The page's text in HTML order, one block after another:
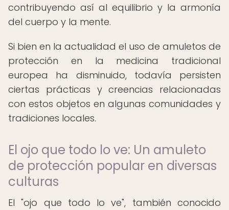
contribuyendo así al equilibrio y la armonía
del cuerpo y la mente.
Si bien en la actualidad el uso de amuletos de
protección en la medicina tradicional
europea ha disminuido, todavía persisten
ciertas prácticas y creencias relacionadas
con estos objetos en algunas comunidades y
tradiciones locales.
El ojo que todo lo ve: Un amuleto
de protección popular en diversas
culturas
El "ojo que todo lo ve", también conocido